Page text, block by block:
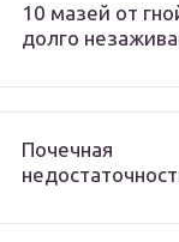
10 мазей от
долго
Почечная